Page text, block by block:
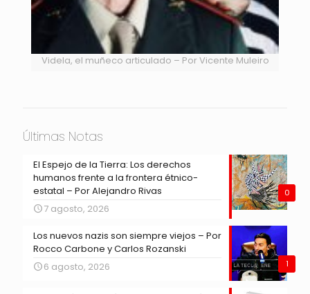
Videla, el muñeco articulado – Por Vicente Muleiro
Últimas Notas
0
El Espejo de la Tierra: Los derechos
humanos frente a la frontera étnico-
estatal – Por Alejandro Rivas
7 agosto, 2026
1
Los nuevos nazis son siempre viejos – Por
Rocco Carbone y Carlos Rozanski
6 agosto, 2026